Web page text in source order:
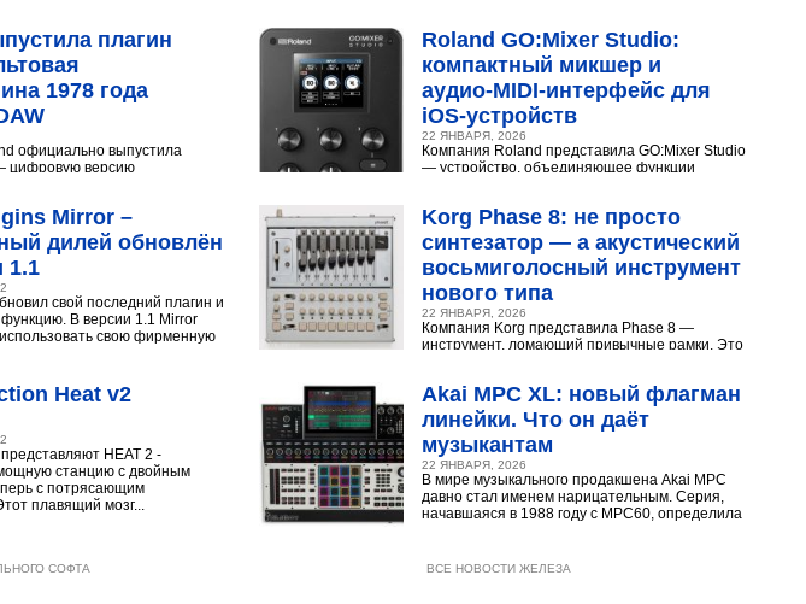
плагин
1978 года
официально выпустила
цифровую версию
Mirror –
дилей обновлён
1.1
свой последний плагин и
В версии 1.1 Mirror
свою фирменную
Heat v2
HEAT 2 -
станцию с двойным
с потрясающим
плавящий мозг...
СОФТА
Roland GO:Mixer Studio:
компактный микшер и
аудио‑MIDI‑интерфейс для
iOS‑устройств
22 ЯНВАРЯ, 2026
Компания Roland представила GO:Mixer Studio
— устройство, объединяющее функции
Korg Phase 8: не просто
синтезатор — а акустический
восьмиголосный инструмент
нового типа
22 ЯНВАРЯ, 2026
Компания Korg представила Phase 8 —
инструмент, ломающий привычные рамки. Это
Akai MPC XL: новый флагман
линейки. Что он даёт
музыкантам
22 ЯНВАРЯ, 2026
В мире музыкального продакшена Akai MPC
давно стал именем нарицательным. Серия,
начавшаяся в 1988 году с MPC60, определила
ВСЕ НОВОСТИ ЖЕЛЕЗА